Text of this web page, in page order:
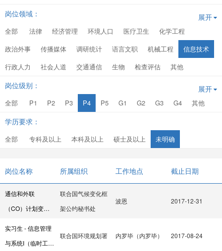
岗位领域：
全部 法律 经济管理 环境人口 医疗卫生
化学工程
政治外事
传播媒体 调研统计 语言文职 机械工程
信息技术
行政人力
社会人道 交通通信 生物 检查评估 其他
展开
岗位级别：
全部 P1 P2 P3 P4 P5 G1 G2 G3 G4 其他
展开
学历要求：
全部 专科及以上 本科及以上 硕士及以上 未明确
岗位名称 所属组织 工作地点 截止日期
通信和外联
（CO）计划变革
联合国气候变化框
架公约秘书处
波恩 2017-12-31
实习生 - 信息管理
与系统I（临时工
联合国环境规划署 内罗毕（内罗毕） 2017-08-24